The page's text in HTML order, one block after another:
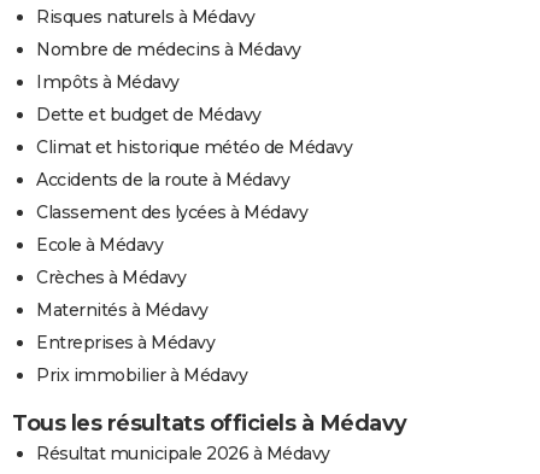
Risques naturels à Médavy
Nombre de médecins à Médavy
Impôts à Médavy
Dette et budget de Médavy
Climat et historique météo de Médavy
Accidents de la route à Médavy
Classement des lycées à Médavy
Ecole à Médavy
Crèches à Médavy
Maternités à Médavy
Entreprises à Médavy
Prix immobilier à Médavy
Tous les résultats officiels à Médavy
Résultat municipale 2026 à Médavy